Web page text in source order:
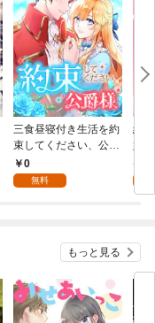
三食昼寝付き生活を約
束してください、公爵
様 1話
0
無料
絶
嬢
行
もっと見る